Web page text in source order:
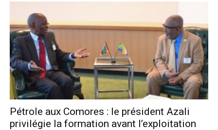
Pétrole aux Comores : le président Azali
privilégie la formation avant l’exploitation